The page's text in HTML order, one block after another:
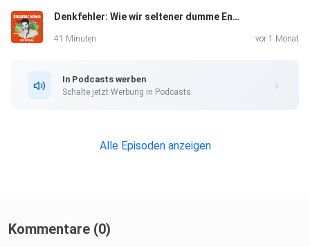
Alle Newsletter vom SPIEGEL finden Sie hier.
Hier geht es zur SPIEGEL Akademie.
Sie möchten den SPIEGEL mitgestalten? Registrieren Sie
Informationen zu unserer Datenschutzerklärung.
Denkfehler: Wie wir seltener dumme Entscheidungen treffen (Mit Henning Beck - Wdh. vom 28.10.23)
41 Minuten vor 1 Monat
In Podcasts werben
Schalte jetzt Werbung in Podcasts.
Alle Episoden anzeigen
Kommentare (0)